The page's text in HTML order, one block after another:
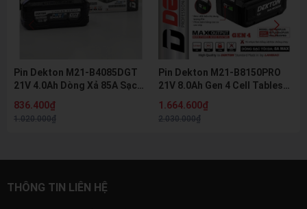
Pin Dekton M21-B4085DGT
21V 4.0Ah Dòng Xả 85A Sạc
Chính Hãng
836.400₫
1.020.000₫
Pin Dekton M21-B8150PRO
21V 8.0Ah Gen 4 Cell Tabless
M21 Chính Hãng
1.664.600₫
2.030.000₫
THÔNG TIN LIÊN HỆ